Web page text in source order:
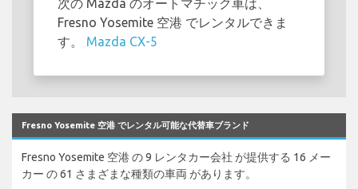
次の Mazda のオートマチック車は、
Fresno Yosemite 空港 でレンタルできま
す。 Mazda CX-5
Fresno Yosemite 空港 でレンタル可能な代替車ブランド
Fresno Yosemite 空港 の 9 レンタカー会社 が提供する 16 メー
カー の 61 さまざまな種類の車両 があります。